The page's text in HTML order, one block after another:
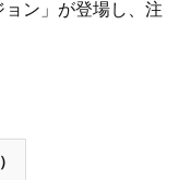
ン」が登場し、注